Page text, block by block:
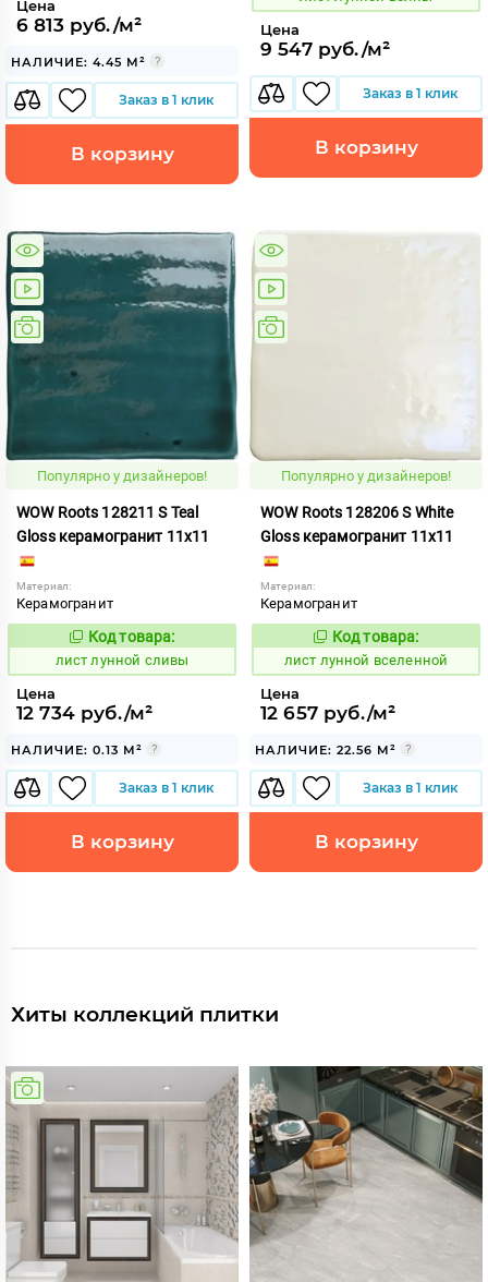
Цена
6 813 руб./м²
НАЛИЧИЕ: 4.45 М²
Заказ в 1 клик
В корзину
Цена
9 547 руб./м²
Заказ в 1 клик
В корзину
Популярно у дизайнеров!
WOW Roots 128211 S Teal
Gloss керамогранит 11x11
Материал:
Керамогранит
881261
Код товара:
лист лунной сливы
Цена
12 734 руб./м²
НАЛИЧИЕ: 0.13 М²
Заказ в 1 клик
В корзину
Популярно у дизайнеров!
WOW Roots 128206 S White
Gloss керамогранит 11x11
Материал:
Керамогранит
881263
Код товара:
лист лунной вселенной
Цена
12 657 руб./м²
НАЛИЧИЕ: 22.56 М²
Заказ в 1 клик
В корзину
Хиты коллекций плитки